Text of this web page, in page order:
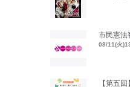
市民憲法
08/11(火
【第五